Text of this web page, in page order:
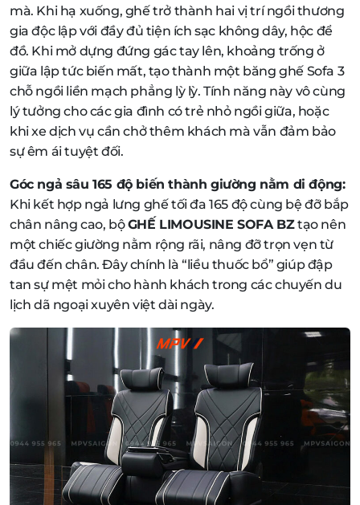
mà. Khi hạ xuống, ghế trở thành hai vị trí ngồi thương
gia độc lập với đầy đủ tiện ích sạc không dây, hộc để
đồ. Khi mở dựng đứng gác tay lên, khoảng trống ở
giữa lập tức biến mất, tạo thành một băng ghế Sofa 3
chỗ ngồi liền mạch phẳng lỳ lỳ. Tính năng này vô cùng
lý tưởng cho các gia đình có trẻ nhỏ ngồi giữa, hoặc
khi xe dịch vụ cần chở thêm khách mà vẫn đảm bảo
sự êm ái tuyệt đối.
Góc ngả sâu 165 độ biến thành giường nằm di động:
Khi kết hợp ngả lưng ghế tối đa 165 độ cùng bệ đỡ bắp
chân nâng cao, bộGHẾ LIMOUSINE SOFA BZtạo nên
một chiếc giường nằm rộng rãi, nâng đỡ trọn vẹn từ
đầu đến chân. Đây chính là “liều thuốc bổ” giúp đập
tan sự mệt mỏi cho hành khách trong các chuyến du
lịch dã ngoại xuyên việt dài ngày.